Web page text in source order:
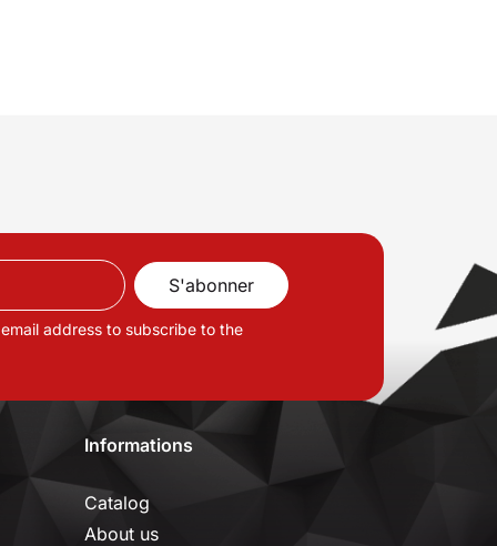
address to subscribe to the
Informations
Catalog
About us